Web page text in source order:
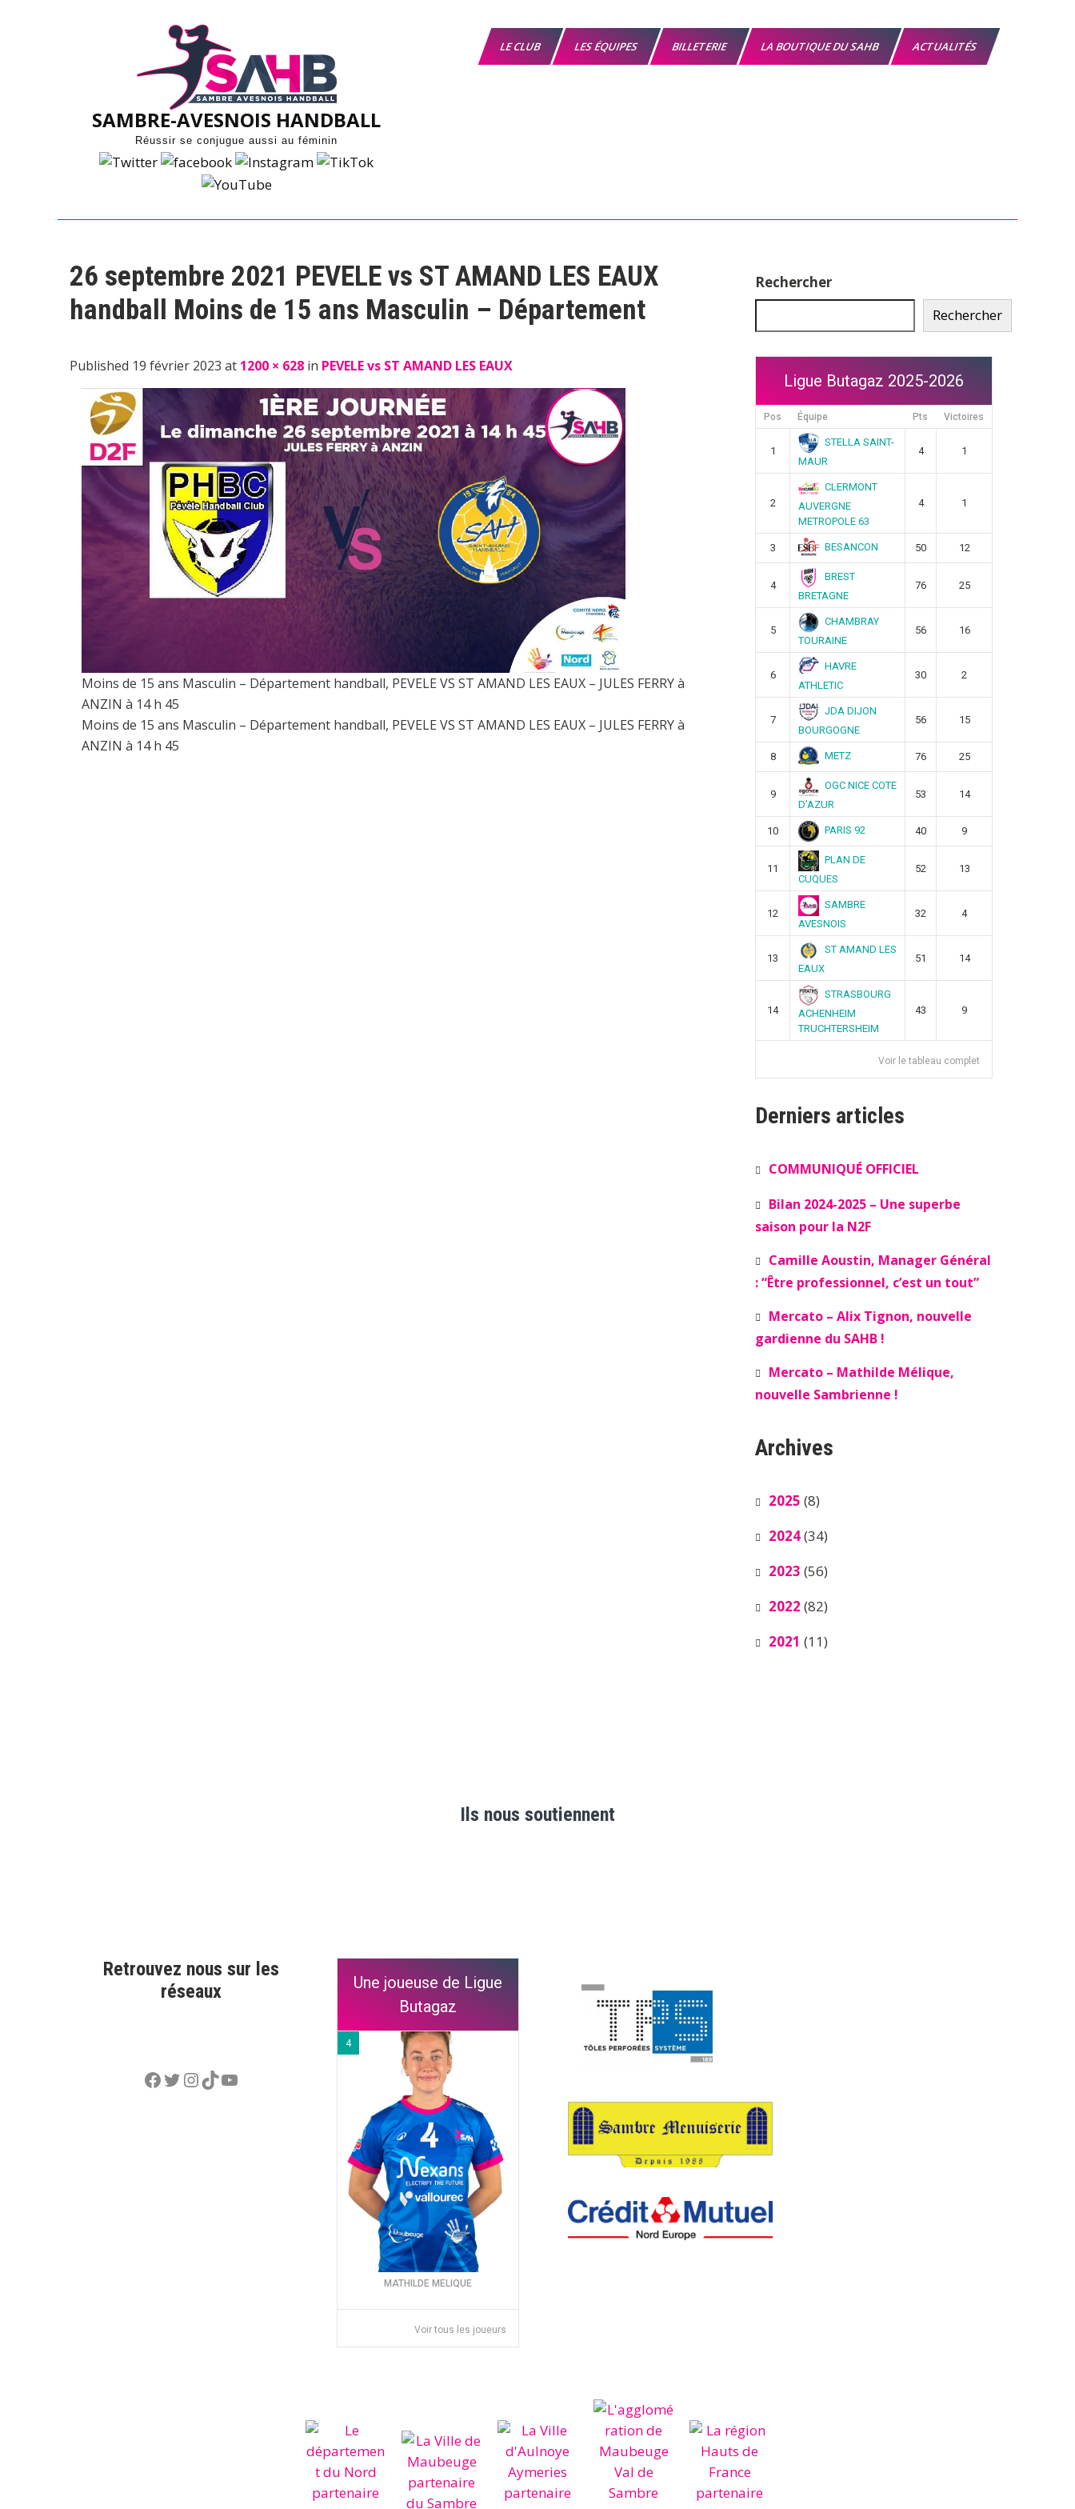
SAMBRE-AVESNOIS HANDBALL
Réussir se conjugue aussi au féminin
LE CLUB LES ÉQUIPES BILLETERIE LA BOUTIQUE DU SAHB ACTUALITÉS
26 septembre 2021 PEVELE vs ST AMAND LES EAUX
handball Moins de 15 ans Masculin – Département
Published 19 février 2023 at 1200 × 628 in PEVELE vs ST AMAND LES EAUX
Moins de 15 ans Masculin – Département handball, PEVELE VS ST AMAND LES EAUX – JULES FERRY à
ANZIN à 14 h 45
Moins de 15 ans Masculin – Département handball, PEVELE VS ST AMAND LES EAUX – JULES FERRY à
ANZIN à 14 h 45
Rechercher
Rechercher
Ligue Butagaz 2025-2026
Pos Équipe Pts Victoires
1
STELLA SAINT-
MAUR
4 1
2
CLERMONT
AUVERGNE
METROPOLE 63
4 1
3 BESANCON 50 12
4
BREST
BRETAGNE
76 25
5
CHAMBRAY
TOURAINE
56 16
6
HAVRE
ATHLETIC
30 2
7
JDA DIJON
BOURGOGNE
56 15
8 METZ 76 25
9
OGC NICE COTE
D’AZUR
53 14
10 PARIS 92 40 9
11
PLAN DE
CUQUES
52 13
12
SAMBRE
AVESNOIS
32 4
13
ST AMAND LES
EAUX
51 14
14
STRASBOURG
ACHENHEIM
TRUCHTERSHEIM
43 9
Voir le tableau complet
Derniers articles
COMMUNIQUÉ OFFICIEL
Bilan 2024-2025 – Une superbe
saison pour la N2F
Camille Aoustin, Manager Général
: “Être professionnel, c’est un tout”
Mercato – Alix Tignon, nouvelle
gardienne du SAHB !
Mercato – Mathilde Mélique,
nouvelle Sambrienne !
Archives
2025 (8)
2024(34)
2023 (56)
2022 (82)
2021 (11)
Ils nous soutiennent
Retrouvez nous sur les
réseaux
Facebook
Twitter
Instagram
TikTok
YouTube
Une joueuse de Ligue
Butagaz
4
MATHILDE MELIQUE
Voir tous les joueurs